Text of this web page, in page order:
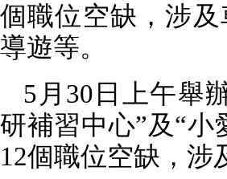
個職位空缺，涉
導遊等。
5 月 30 日上午舉
研補習中心”及“
12個職位空缺，涉